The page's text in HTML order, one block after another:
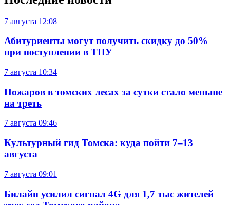
7 августа 12:08
Абитуриенты могут получить скидку до 50%
при поступлении в ТПУ
7 августа 10:34
Пожаров в томских лесах за сутки стало меньше
на треть
7 августа 09:46
Культурный гид Томска: куда пойти 7–13
августа
7 августа 09:01
Билайн усилил сигнал 4G для 1,7 тыс жителей